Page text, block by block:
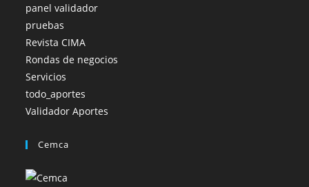
panel validador
pruebas
Revista CIMA
Rondas de negocios
Servicios
todo_aportes
Validador Aportes
Cemca